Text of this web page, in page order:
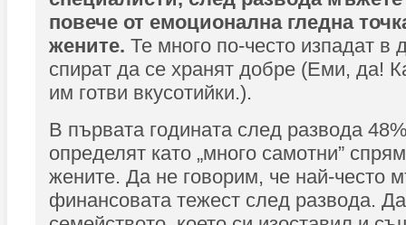
повече от емоционална гледна
жените. Те много по-често изпадат в
спират да се хранят добре (Еми, да!
им готви вкусотийки.).
В първата годината след развода
определят като „много самотни”
жените. Да не говорим, че най-често
финансовата тежест след развода.